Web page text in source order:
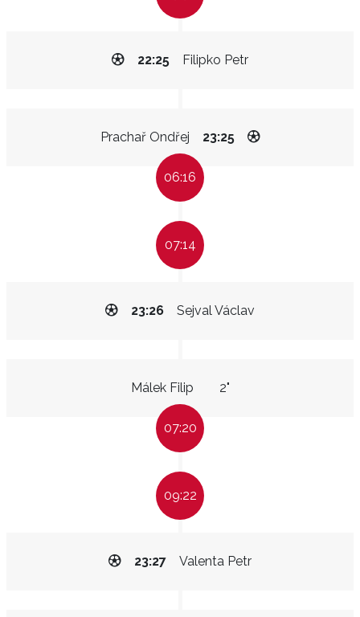
Filipko Petr
22:25
Prachař Ondřej 23:25
06:16
07:14
Sejval Václav
23:26
Málek Filip 2"
07:20
09:22
Valenta Petr
23:27